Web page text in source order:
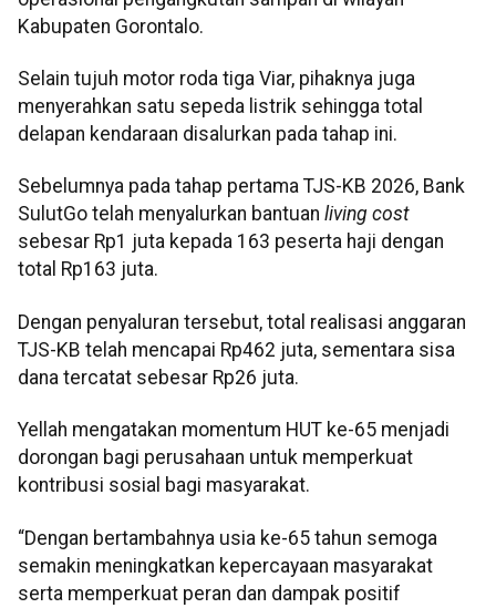
Kabupaten Gorontalo.
Selain tujuh motor roda tiga Viar, pihaknya juga
menyerahkan satu sepeda listrik sehingga total
delapan kendaraan disalurkan pada tahap ini.
Sebelumnya pada tahap pertama TJS-KB 2026, Bank
SulutGo telah menyalurkan bantuan living cost
sebesar Rp1 juta kepada 163 peserta haji dengan
total Rp163 juta.
Dengan penyaluran tersebut, total realisasi anggaran
TJS-KB telah mencapai Rp462 juta, sementara sisa
dana tercatat sebesar Rp26 juta.
Yellah mengatakan momentum HUT ke-65 menjadi
dorongan bagi perusahaan untuk memperkuat
kontribusi sosial bagi masyarakat.
“Dengan bertambahnya usia ke-65 tahun semoga
semakin meningkatkan kepercayaan masyarakat
serta memperkuat peran dan dampak positif